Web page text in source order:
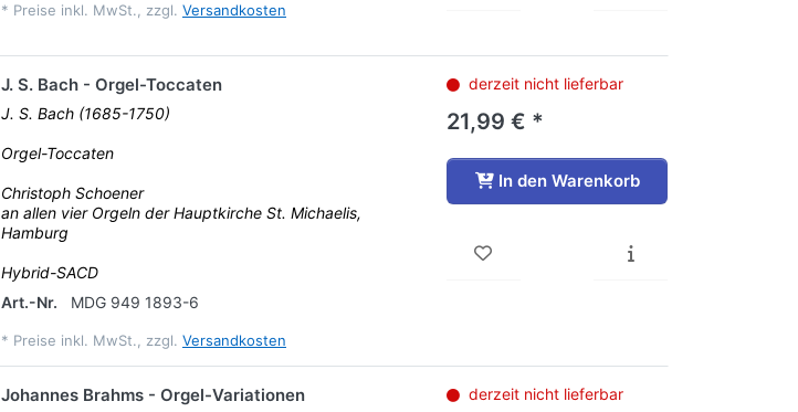
* Preise inkl. MwSt., zzgl. Versandkosten
J. S. Bach - Orgel-Toccaten
J. S. Bach (1685-1750)
Orgel-Toccaten
Christoph Schoener
an allen vier Orgeln der Hauptkirche St. Michaelis,
Hamburg
Hybrid-SACD
Art.-Nr.
MDG 949 1893-6
* Preise inkl. MwSt., zzgl. Versandkosten
derzeit nicht lieferbar
21,99 € *
In den Warenkorb
Johannes Brahms - Orgel-Variationen derzeit nicht lieferbar